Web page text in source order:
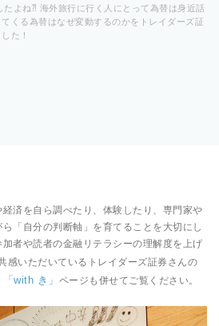
よね⁈ 海外旅行に行く人にとって為替は身近話
くる為替はなぜ変動するのかをトレイダーズ証
た！
済を自ら調べたり、体験したり、専門家や
「自分の判断軸」を育てることを大切にし
者や読者の金融リテラシーの理解度を上げ
感いただいているトレイダーズ証券さんの
「with き」 ページも併せてご覧ください。